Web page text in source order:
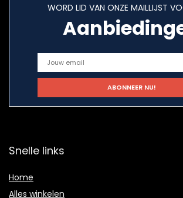
WORD LID VAN ONZE MAILLIJST
Snelle links
Home
Alles winkelen